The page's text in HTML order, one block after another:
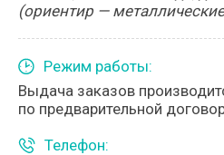
(ориентир —
Режим работы:
Выдача заказов
по предварительной
Телефон: